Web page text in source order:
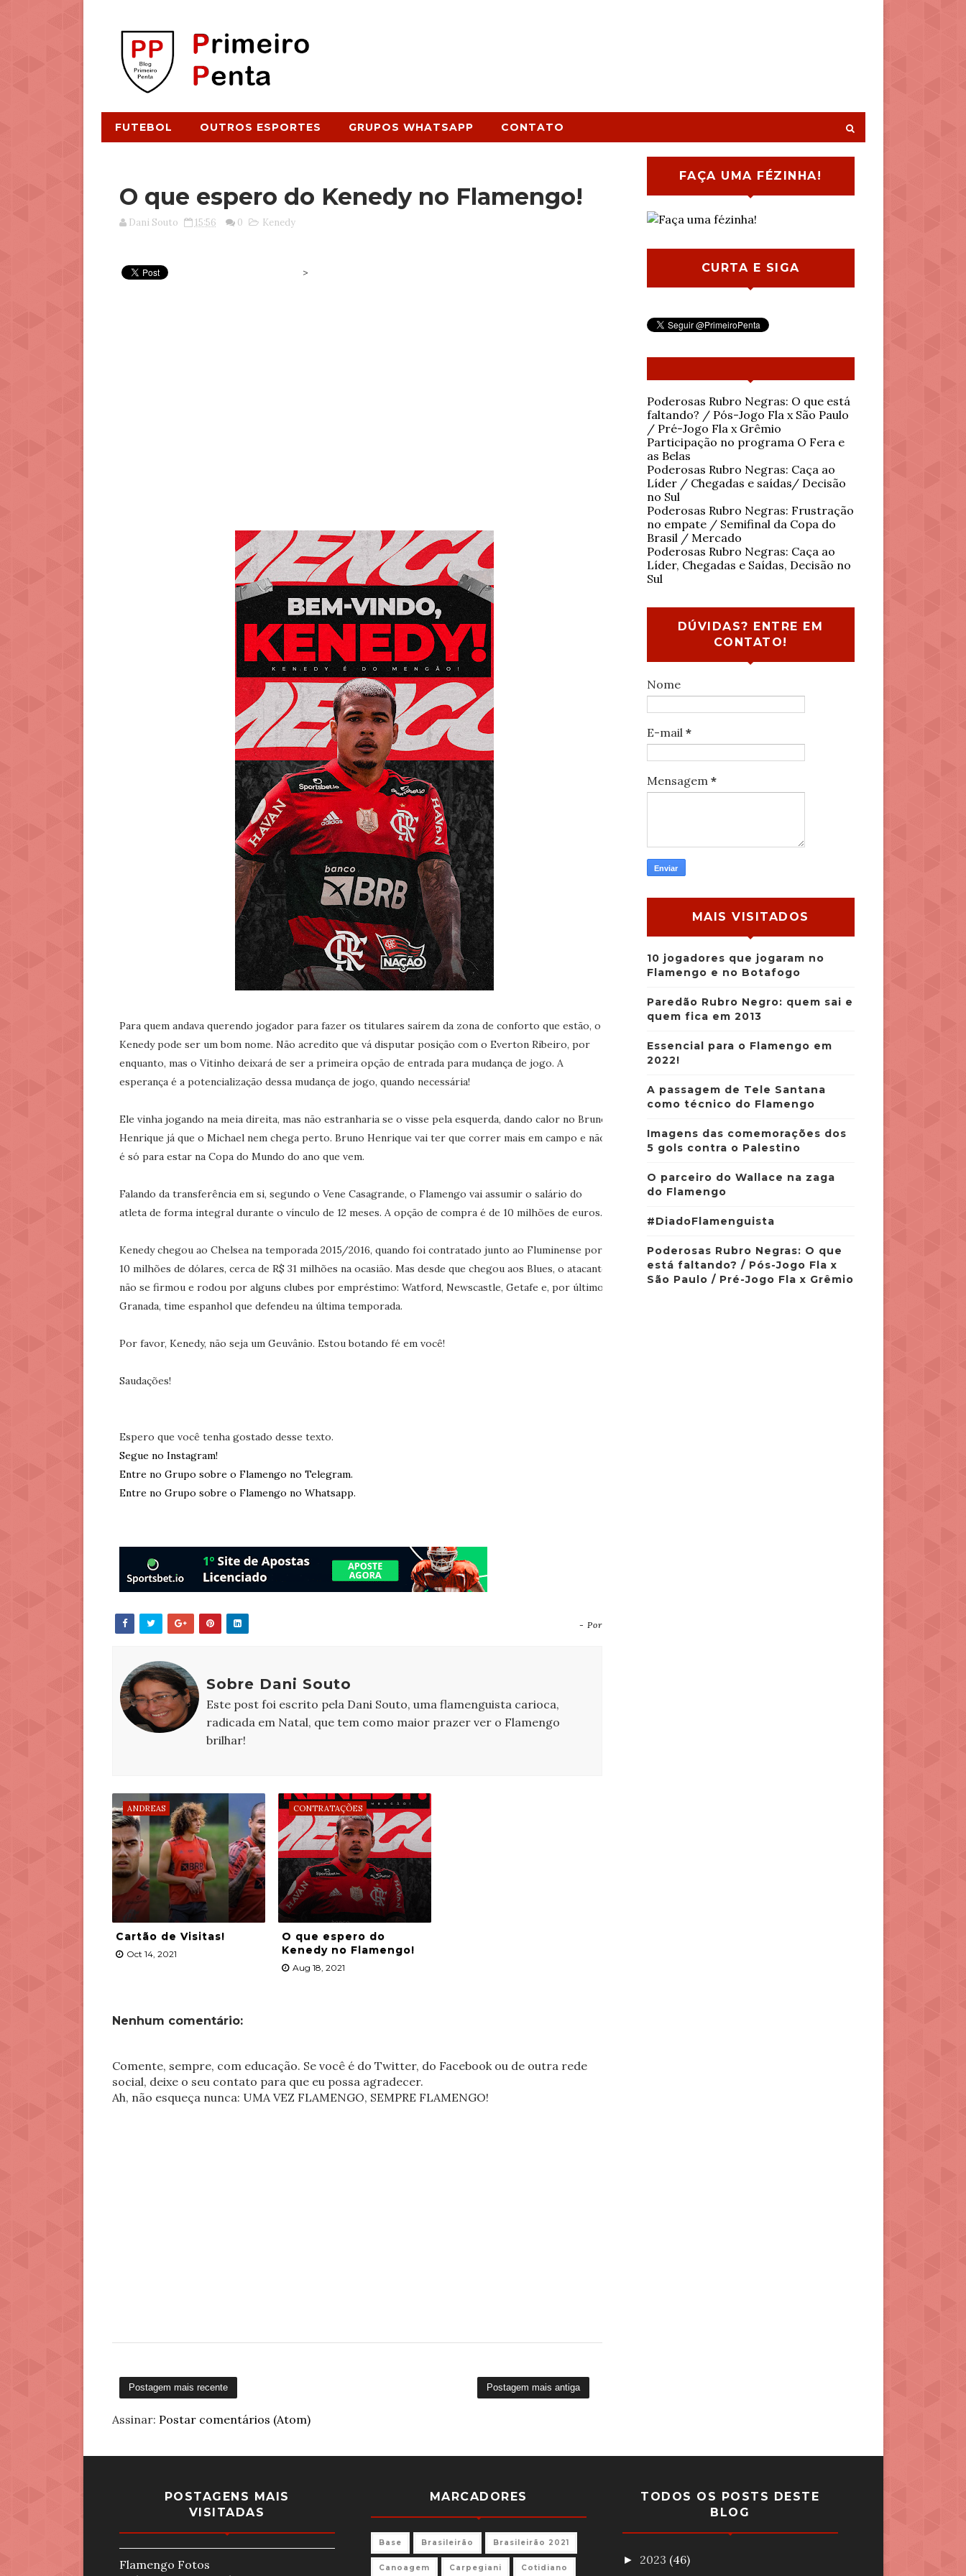
FUTEBOL OUTROS ESPORTES GRUPOS WHATSAPP CONTATO
O que espero do Kenedy no Flamengo!
Dani Souto 15:56 0 Kenedy
>
Para quem andava querendo jogador para fazer os titulares saírem da zona de conforto que estão, o
Kenedy pode ser um bom nome. Não acredito que vá disputar posição com o Everton Ribeiro, por
enquanto, mas o Vitinho deixará de ser a primeira opção de entrada para mudança de jogo. A
esperança é a potencialização dessa mudança de jogo, quando necessária!
Ele vinha jogando na meia direita, mas não estranharia se o visse pela esquerda, dando calor no Bruno
Henrique já que o Michael nem chega perto. Bruno Henrique vai ter que correr mais em campo e não
é só para estar na Copa do Mundo do ano que vem.
Falando da transferência em si, segundo o Vene Casagrande, o Flamengo vai assumir o salário do
atleta de forma integral durante o vínculo de 12 meses. A opção de compra é de 10 milhões de euros.
Kenedy chegou ao Chelsea na temporada 2015/2016, quando foi contratado junto ao Fluminense por
10 milhões de dólares, cerca de R$ 31 milhões na ocasião. Mas desde que chegou aos Blues, o atacante
não se firmou e rodou por alguns clubes por empréstimo: Watford, Newscastle, Getafe e, por último,
Granada, time espanhol que defendeu na última temporada.
Por favor, Kenedy, não seja um Geuvânio. Estou botando fé em você!
Saudações!
Espero que você tenha gostado desse texto.
Segue no Instagram!
Entre no Grupo sobre o Flamengo no Telegram.
Entre no Grupo sobre o Flamengo no Whatsapp.
- Por
Sobre Dani Souto
Este post foi escrito pela Dani Souto, uma flamenguista carioca,
radicada em Natal, que tem como maior prazer ver o Flamengo
brilhar!
ANDREAS
Cartão de Visitas!
Oct 14, 2021
CONTRATAÇÕES
O que espero do
Kenedy no Flamengo!
Aug 18, 2021
Nenhum comentário:
Comente, sempre, com educação. Se você é do Twitter, do Facebook ou de outra rede
social, deixe o seu contato para que eu possa agradecer.
Ah, não esqueça nunca: UMA VEZ FLAMENGO, SEMPRE FLAMENGO!
Postagem mais recente Postagem mais antiga
Assinar: Postar comentários (Atom)
FAÇA UMA FÉZINHA!
CURTA E SIGA
Poderosas Rubro Negras: O que está
faltando? / Pós-Jogo Fla x São Paulo
/ Pré-Jogo Fla x Grêmio
Participação no programa O Fera e
as Belas
Poderosas Rubro Negras: Caça ao
Líder / Chegadas e saídas/ Decisão
no Sul
Poderosas Rubro Negras: Frustração
no empate / Semifinal da Copa do
Brasil / Mercado
Poderosas Rubro Negras: Caça ao
Líder, Chegadas e Saídas, Decisão no
Sul
DÚVIDAS? ENTRE EM
CONTATO!
Nome
E-mail *
Mensagem *
MAIS VISITADOS
10 jogadores que jogaram no
Flamengo e no Botafogo
Paredão Rubro Negro: quem sai e
quem fica em 2013
Essencial para o Flamengo em
2022!
A passagem de Tele Santana
como técnico do Flamengo
Imagens das comemorações dos
5 gols contra o Palestino
O parceiro do Wallace na zaga
do Flamengo
#DiadoFlamenguista
Poderosas Rubro Negras: O que
está faltando? / Pós-Jogo Fla x
São Paulo / Pré-Jogo Fla x Grêmio
POSTAGENS MAIS
VISITADAS
Flamengo Fotos
MARCADORES
Base Brasileirão Brasileirão 2021
Canoagem Carpegiani Cotidiano
TODOS OS POSTS DESTE
BLOG
► 2023 (46)